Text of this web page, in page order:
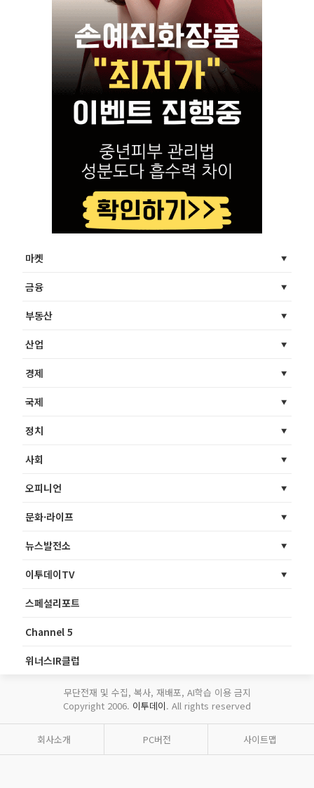
마켓
금융
부동산
산업
경제
국제
정치
사회
오피니언
문화·라이프
뉴스발전소
이투데이TV
스페셜리포트
Channel 5
위너스IR클럽
무단전재 및 수집, 복사, 재배포, AI학습 이용 금지
Copyright 2006. 이투데이. All rights reserved
회사소개 PC버전 사이트맵